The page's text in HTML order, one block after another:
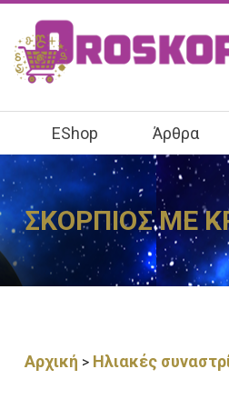
EShop Άρθρα
ΣΚΟΡΠΙΟΣ ΜΕ
Αρχική > Ηλιακές